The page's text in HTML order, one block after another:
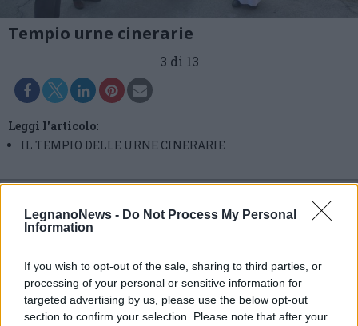
LegnanoNews - Do Not Process My Personal
Information
If you wish to opt-out of the sale, sharing to third parties, or
processing of your personal or sensitive information for
targeted advertising by us, please use the below opt-out
section to confirm your selection. Please note that after your
Tempio urne cinerarie
3 di 13
Leggi l'articolo:
IL TEMPIO DELLE URNE CINERARIE